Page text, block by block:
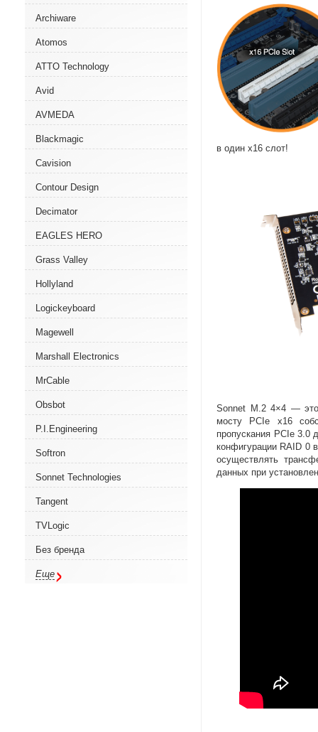
Archiware
Atomos
ATTO Technology
Avid
AVMEDA
Blackmagic
Cavision
Contour Design
Decimator
EAGLES HERO
Grass Valley
Hollyland
Logickeyboard
Magewell
Marshall Electronics
MrCable
Obsbot
P.I.Engineering
Softron
Sonnet Technologies
Tangent
TVLogic
Без бренда
Еще
в один х16 слот!
Sonnet M.2 4×4 —
мосту PCIe x16
пропускания PCIe 3.0
конфигурации RAID 0
осуществлять
данных при